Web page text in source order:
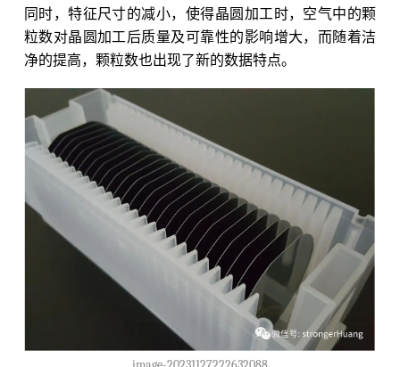
同时，特征尺寸的减小，使得晶圆加工时，空气中的颗
粒数对晶圆加工后质量及可靠性的影响增大，而随着洁
净的提高，颗粒数也出现了新的数据特点。